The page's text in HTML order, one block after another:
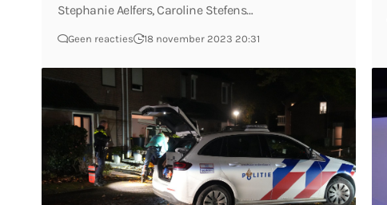
Stephanie Aelfers, Caroline Stefens…
Geen reacties 18 november 2023 20:31